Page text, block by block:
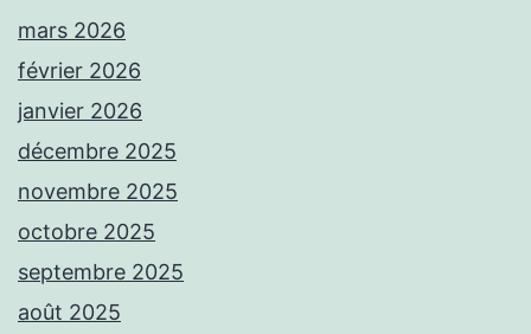
mars 2026
février 2026
janvier 2026
décembre 2025
novembre 2025
octobre 2025
septembre 2025
août 2025